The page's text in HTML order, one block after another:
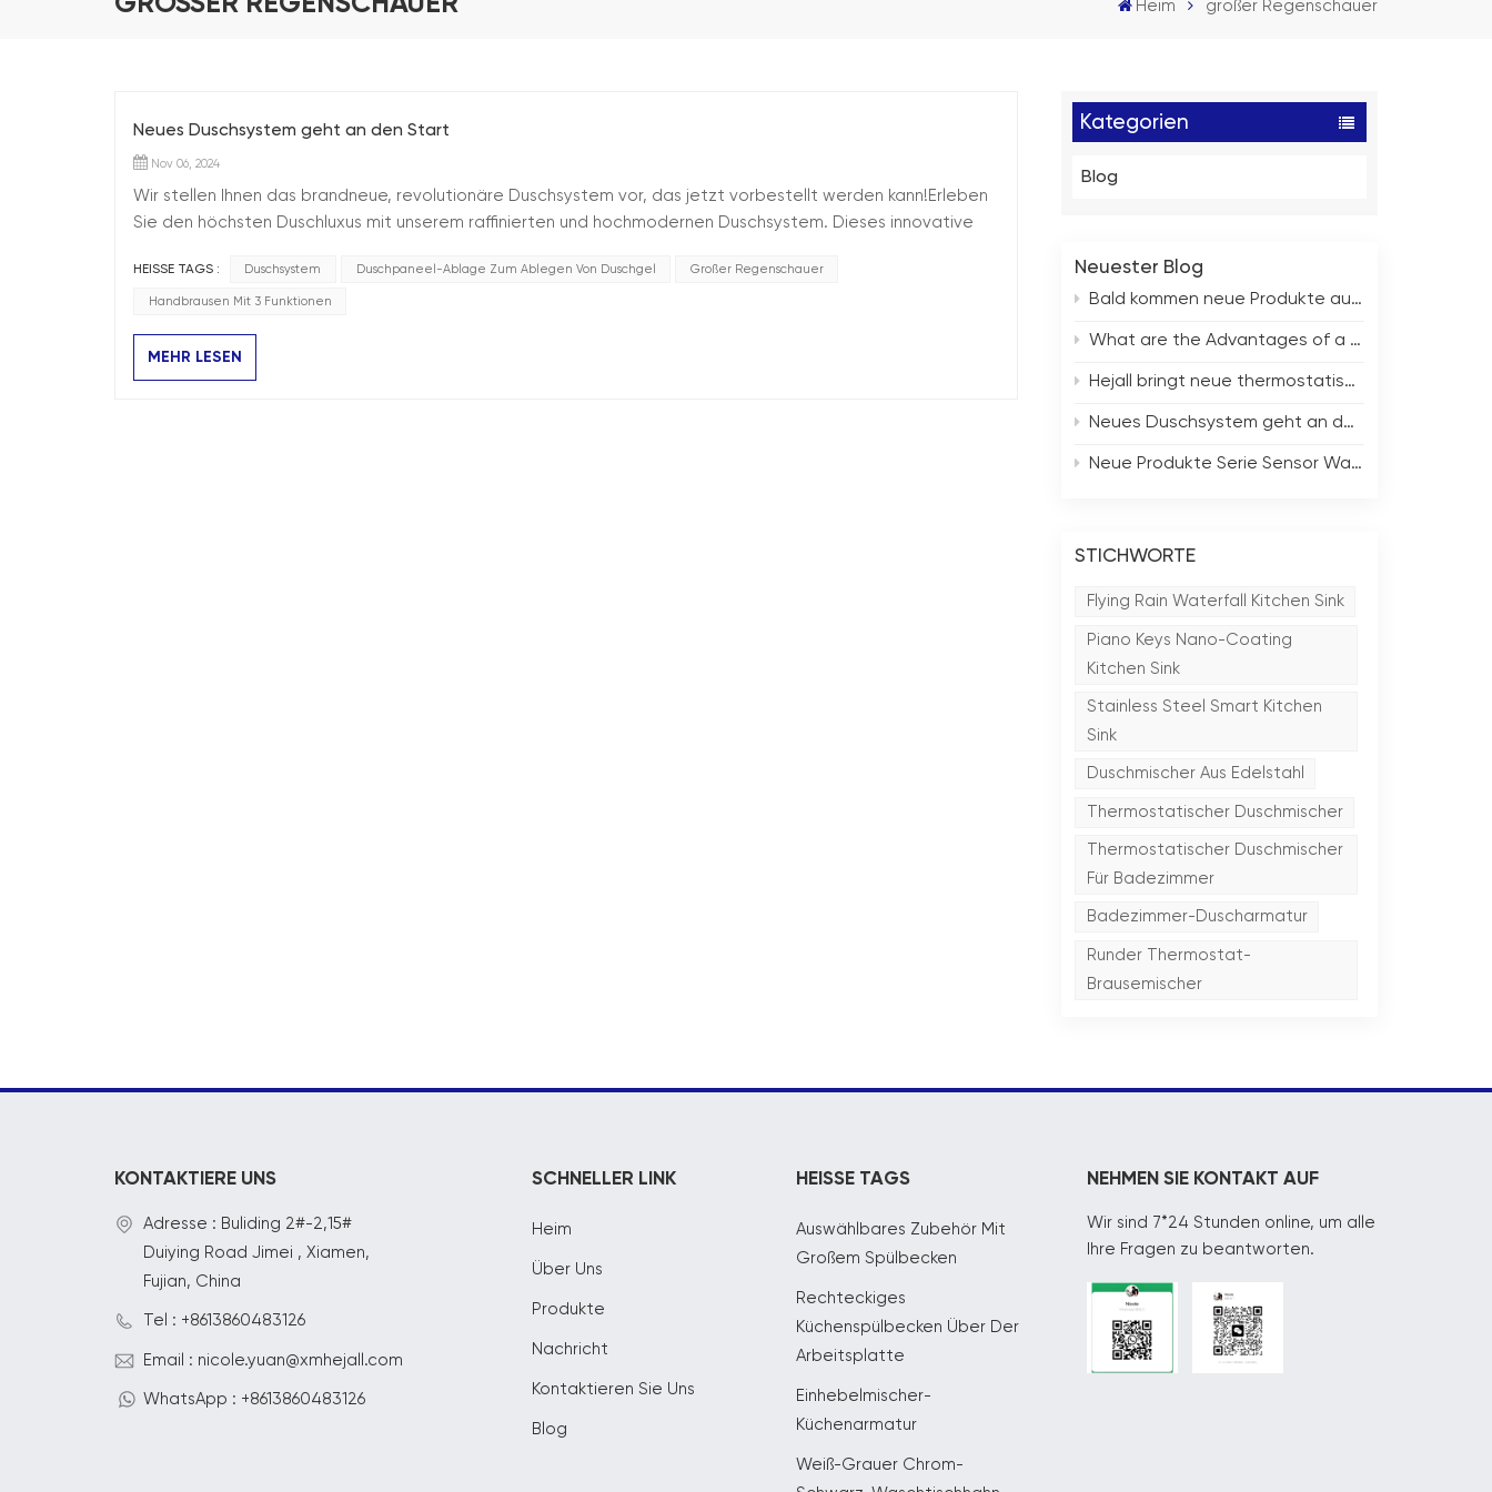
Heim großer Regenschauer
Kategorien
Blog
Neuester Blog
Bald kommen neue Produkte auf den Markt
What are the Advantages of a Flying Rain Waterfall Sink?
Hejall bringt neue thermostatische Duscharmatur auf den Markt
Neues Duschsystem geht an den Start
Neue Produkte Serie Sensor Wasserhahn Startschuss
STICHWORTE
Flying Rain Waterfall Kitchen Sink
Piano Keys Nano-Coating
Kitchen Sink
Stainless Steel Smart Kitchen
Sink
Duschmischer Aus Edelstahl
Thermostatischer Duschmischer
Thermostatischer Duschmischer
Für Badezimmer
Badezimmer-Duscharmatur
Runder Thermostat-
Brausemischer
Neues Duschsystem geht an den Start
Nov 06, 2024
Wir stellen Ihnen das brandneue, revolutionäre Duschsystem vor, das jetzt vorbestellt werden kann!Erleben
Sie den höchsten Duschluxus mit unserem raffinierten und hochmodernen Duschsystem. Dieses innovative
HEISSE TAGS : Duschsystem Duschpaneel-Ablage Zum Ablegen Von Duschgel Großer Regenschauer
Handbrausen Mit 3 Funktionen
MEHR LESEN
KONTAKTIERE UNS
Adresse : Buliding 2#-2,15#
Duiying Road Jimei , Xiamen,
Fujian, China
Tel : +8613860483126
Email : nicole.yuan@xmhejall.com
WhatsApp : +8613860483126
SCHNELLER LINK
Heim
Über Uns
Produkte
Nachricht
Kontaktieren Sie Uns
Blog
HEISSE TAGS
Auswählbares Zubehör Mit
Großem Spülbecken
Rechteckiges
Küchenspülbecken Über Der
Arbeitsplatte
Einhebelmischer-
Küchenarmatur
Weiß-Grauer Chrom-
NEHMEN SIE KONTAKT AUF
Wir sind 7*24 Stunden online, um alle
Ihre Fragen zu beantworten.